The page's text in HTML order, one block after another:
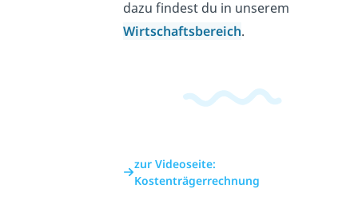
dazu findest du in unserem
Wirtschaftsbereich.
zur Videoseite:
Kostenträgerrechnung